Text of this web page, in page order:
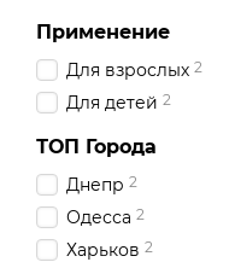
Применение
Для взрослых 2
Для детей 2
ТОП Города
Днепр 2
Одесса 2
Харьков 2